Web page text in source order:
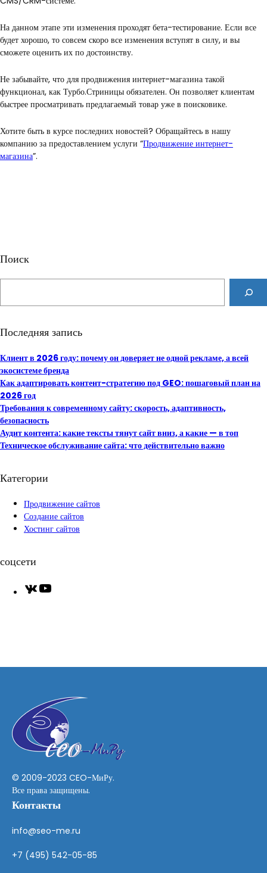
На данном этапе эти изменения проходят бета-тестирование. Если все
будет хорошо, то совсем скоро все изменения вступят в силу, и вы
сможете оценить их по достоинству.
Не забывайте, что для продвижения интернет-магазина такой
функционал, как Турбо.Стриницы обязателен. Он позволяет клиентам
быстрее просматривать предлагаемый товар уже в поисковике.
Хотите быть в курсе последних новостей? Обращайтесь в нашу
компанию за предоставлением услуги “Продвижение интернет-
магазина”.
Поиск
a
c
Последняя запись
Клиент в 2026 году: почему он доверяет не одной рекламе, а всей
экосистеме бренда
Как адаптировать контент-стратегию под GEO: пошаговый план на
2026 год
Требования к современному сайту: скорость, адаптивность,
безопасность
Аудит контента: какие тексты тянут сайт вниз, а какие — в топ
Техническое обслуживание сайта: что действительно важно
Категории
Продвижение сайтов
Создание сайтов
Хостинг сайтов
соцсети
V
© 2009-2023 CEO-МиРу.
Все права защищены.
Контакты
info@seo-me.ru
+7 (495) 542-05-85